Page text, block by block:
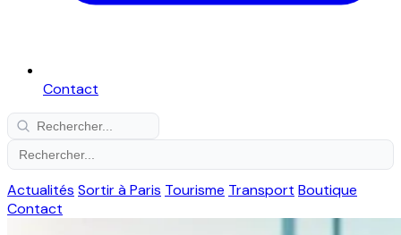
Contact
Actualités Sortir à Paris Tourisme Transport Boutique
Contact